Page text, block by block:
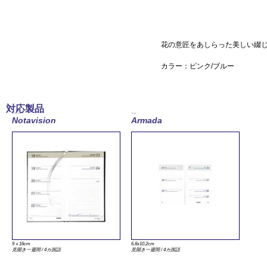
花の意匠をあしらった美しい綴
カラー：ピンク/ブルー
対応製品
ノータヴィジョン
Notavision
9ｘ16cm
見開き一週間 / 4カ国語
アルマダ
Armada
6.8x10.2cm
見開き一週間 / 4カ国語